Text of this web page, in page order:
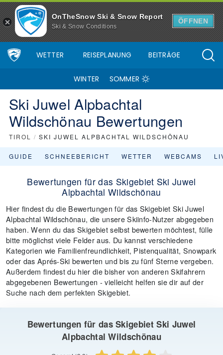
OnTheSnow Ski & Snow Report
Ski & Snow Conditions
ÖFFNEN
WETTER REISEPLANUNG BEITRÄGE
WINTER SOMMER
Ski Juwel Alpbachtal
Wildschönau Bewertungen
TIROL / SKI JUWEL ALPBACHTAL WILDSCHÖNAU
GUIDE SCHNEEBERICHT WETTER WEBCAMS
Bewertungen für das Skigebiet Ski Juwel
Alpbachtal Wildschönau
Hier findest du die Bewertungen für das Skigebiet Ski Juwel
Alpbachtal Wildschönau, die unsere Skiinfo-Nutzer abgegeben
haben. Wenn du das Skigebiet selbst bewerten möchtest, fülle
bitte möglichst viele Felder aus. Du kannst verschiedene
Kategorien wie Familienfreundlichkeit, Pistenqualität, Snowpark
oder das Aprés-Ski bewerten und bis zu fünf Sterne vergeben.
Außerdem findest du hier die bisher von anderen Skifahrern
abgegebenen Bewertungen - vielleicht helfen sie dir auf der
Suche nach dem perfekten Skigebiet.
Bewertungen für das Skigebiet Ski Juwel
Alpbachtal Wildschönau